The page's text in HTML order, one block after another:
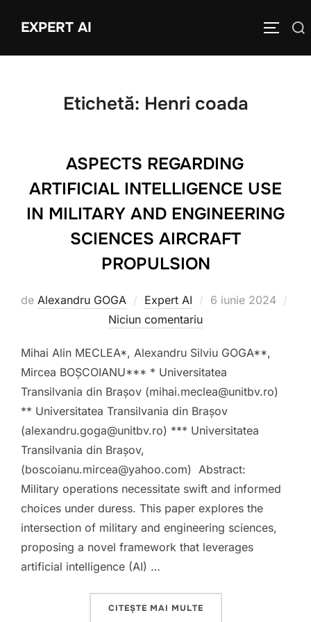
EXPERT AI
Caută
Etichetă: Henri coada
ASPECTS REGARDING
ARTIFICIAL INTELLIGENCE USE
IN MILITARY AND ENGINEERING
SCIENCES AIRCRAFT
PROPULSION
de Alexandru GOGA Expert AI
Publicat
6 iunie 2024
Niciun comentariu
Mihai Alin MECLEA*, Alexandru Silviu GOGA**,
Mircea BOȘCOIANU*** * Universitatea
Transilvania din Brașov (mihai.meclea@unitbv.ro)
** Universitatea Transilvania din Brașov
(alexandru.goga@unitbv.ro) *** Universitatea
Transilvania din Brașov,
(boscoianu.mircea@yahoo.com) Abstract:
Military operations necessitate swift and informed
choices under duress. This paper explores the
intersection of military and engineering sciences,
proposing a novel framework that leverages
artificial intelligence (AI) …
CITEȘTE MAI MULTE„ASPECTS